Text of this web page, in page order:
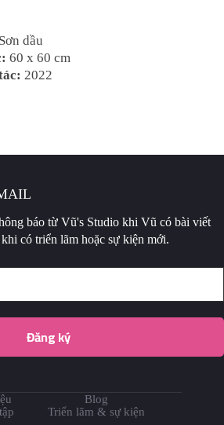
Sơn dầu
60 x 60 cm
2022
báo từ Vũ's Studio khi Vũ có bài viết
có triển lãm hoặc sự kiện mới.
Blog
Triển lãm & sự kiện